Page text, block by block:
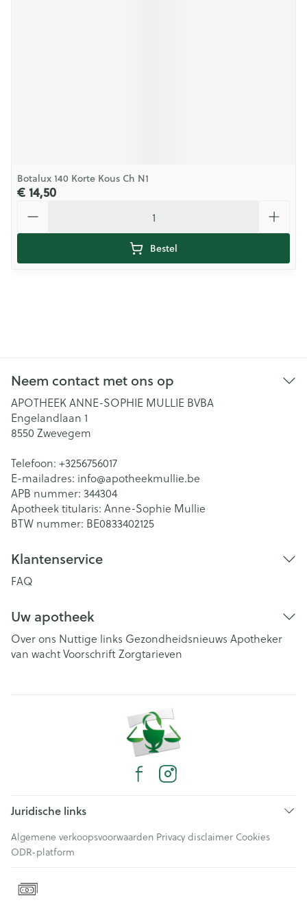
Botalux 140 Korte Kous Ch N1
€ 14,50
Bestel
Neem contact met ons op
APOTHEEK ANNE-SOPHIE MULLIE BVBA
Engelandlaan 1
8550 Zwevegem
Telefoon: +3256756017
E-mailadres: info@apotheekmullie.be
APB nummer: 344304
Apotheek titularis: Anne-Sophie Mullie
BTW nummer: BE0833402125
Klantenservice
FAQ
Uw apotheek
Over ons Nuttige links Gezondheidsnieuws Apotheker
van wachtVoorschriftZorgtarieven
Juridische links
Algemene verkoopsvoorwaarden Privacy disclaimer Cookies
ODR-platform